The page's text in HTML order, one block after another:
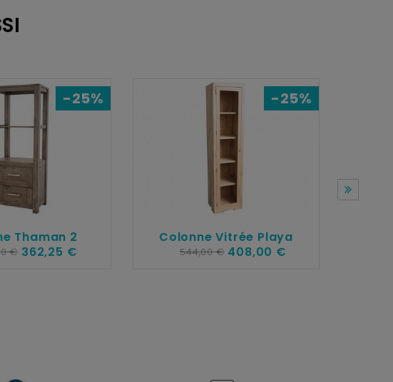
-25%
Thaman 2
€ 362,25 €
-25%
Colonne Vitrée Playa
544,00 € 408,00 €